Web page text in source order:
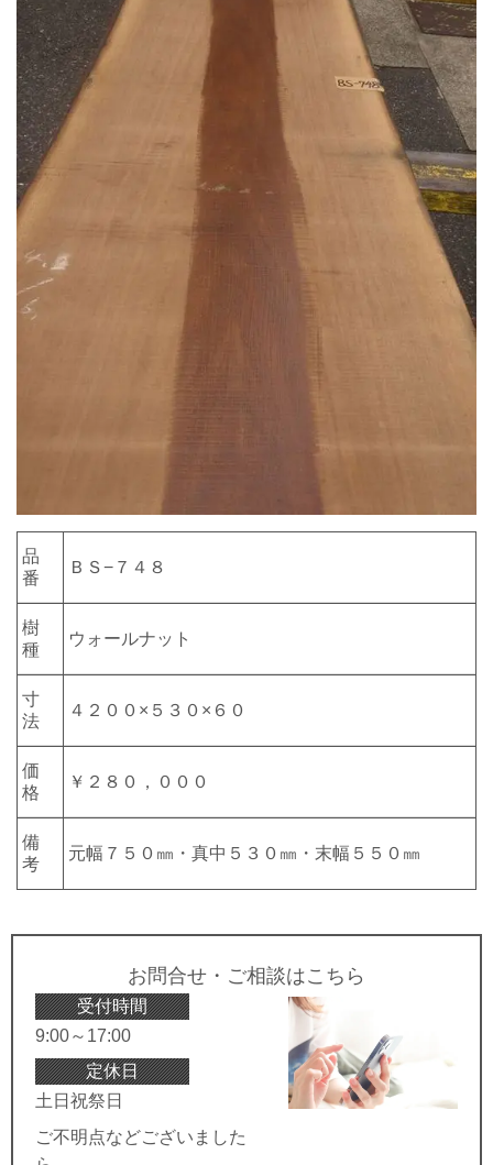
品
番
ＢＳ−７４８
樹
種
ウォールナット
寸
法
４２００×５３０×６０
価
格
￥２８０，０００
備
考
元幅７５０㎜・真中５３０㎜・末幅５５０㎜
お問合せ・ご相談はこちら
受付時間
9:00～17:00
定休日
土日祝祭日
ご不明点などございました